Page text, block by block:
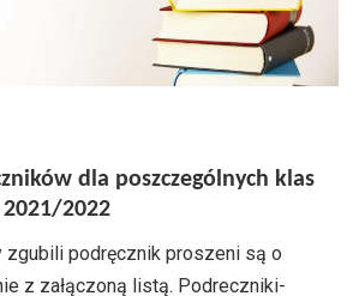
dla poszczególnych klas
2022
zgubili podręcznik proszeni są o
z załączoną listą. Podreczniki-